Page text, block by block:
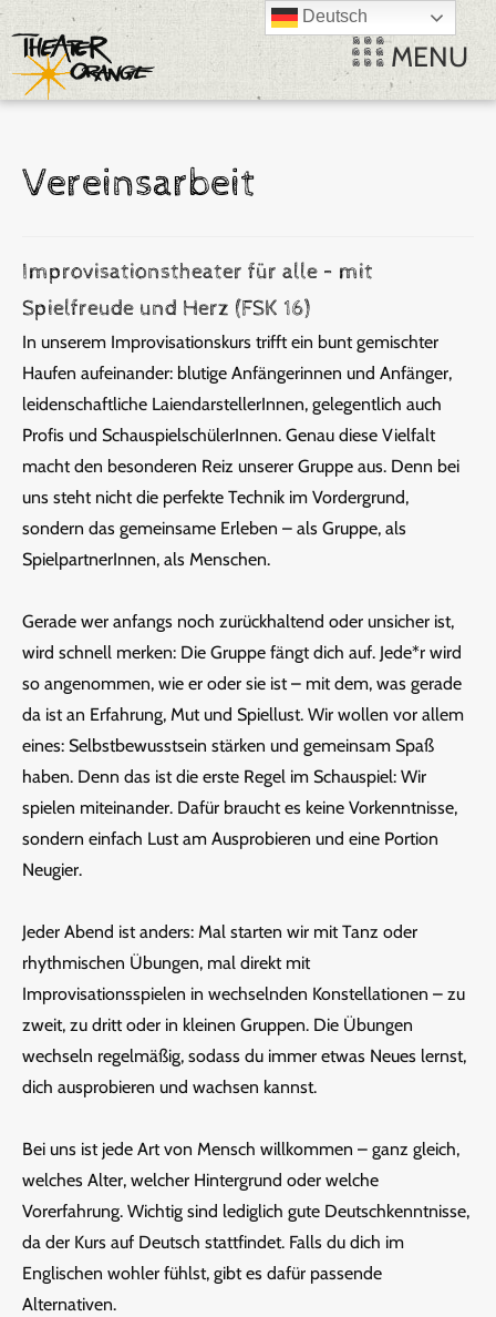
MENU
Vereinsarbeit
Improvisationstheater für alle – mit
Spielfreude und Herz (FSK 16)
In unserem Improvisationskurs trifft ein bunt gemischter
Haufen aufeinander: blutige Anfängerinnen und Anfänger,
leidenschaftliche LaiendarstellerInnen, gelegentlich auch
Profis und SchauspielschülerInnen. Genau diese Vielfalt
macht den besonderen Reiz unserer Gruppe aus. Denn bei
uns steht nicht die perfekte Technik im Vordergrund,
sondern das gemeinsame Erleben – als Gruppe, als
SpielpartnerInnen, als Menschen.
Gerade wer anfangs noch zurückhaltend oder unsicher ist,
wird schnell merken: Die Gruppe fängt dich auf. Jede*r wird
so angenommen, wie er oder sie ist – mit dem, was gerade
da ist an Erfahrung, Mut und Spiellust. Wir wollen vor allem
eines: Selbstbewusstsein stärken und gemeinsam Spaß
haben. Denn das ist die erste Regel im Schauspiel: Wir
spielen miteinander. Dafür braucht es keine Vorkenntnisse,
sondern einfach Lust am Ausprobieren und eine Portion
Neugier.
Jeder Abend ist anders: Mal starten wir mit Tanz oder
rhythmischen Übungen, mal direkt mit
Improvisationsspielen in wechselnden Konstellationen – zu
zweit, zu dritt oder in kleinen Gruppen. Die Übungen
wechseln regelmäßig, sodass du immer etwas Neues lernst,
dich ausprobieren und wachsen kannst.
Bei uns ist jede Art von Mensch willkommen – ganz gleich,
welches Alter, welcher Hintergrund oder welche
Vorerfahrung. Wichtig sind lediglich gute Deutschkenntnisse,
da der Kurs auf Deutsch stattfindet. Falls du dich im
Englischen wohler fühlst, gibt es dafür passende
Alternativen.
Deutsch